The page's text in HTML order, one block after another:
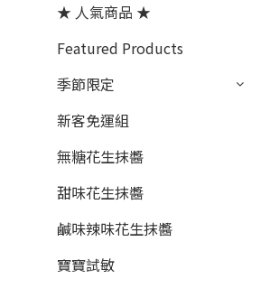
★ 人氣商品 ★
Featured Products
季節限定
新客免運組
無糖花生抹醬
甜味花生抹醬
鹹味辣味花生抹醬
寶寶試敏